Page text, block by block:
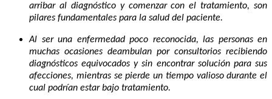
arribar al diagnóstico y comenzar con el tratamiento, son
pilares fundamentales para la salud del paciente.
Al ser una enfermedad poco reconocida, las personas en
muchas ocasiones deambulan por consultorios recibiendo
diagnósticos equivocados y sin encontrar solución para sus
afecciones, mientras se pierde un tiempo valioso durante el
cual podrían estar bajo tratamiento.